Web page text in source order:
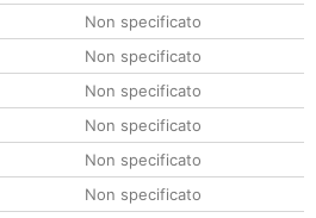
Non specificato
Non specificato
Non specificato
Non specificato
Non specificato
Non specificato